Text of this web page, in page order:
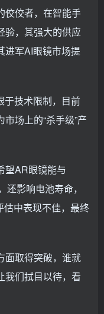
佼佼者，在智能手
验，其强大的供应
进军AI眼镜市场提
于技术限制，目前
场上的“杀手级”产
望AR眼镜能与
影响电池寿命，
中表现不佳，最终
面取得突破，谁就
我们拭目以待，看